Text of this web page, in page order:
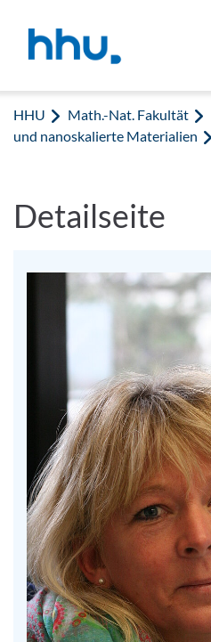
HHU Math.-Nat. Fakultät
und nanoskalierte Materialien
Detailseite